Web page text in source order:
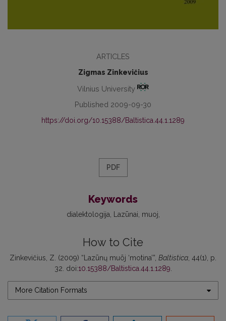
ARTICLES
Zigmas Zinkevičius
Vilnius University
Published 2009-09-30
https://doi.org/10.15388/Baltistica.44.1.1289
PDF
Keywords
dialektologija Lazūnai muoj
How to Cite
Zinkevičius, Z. (2009) “Lazūnų muõj ‘motina’”, Baltistica, 44(1), p.
32. doi:10.15388/Baltistica.44.1.1289.
More Citation Formats